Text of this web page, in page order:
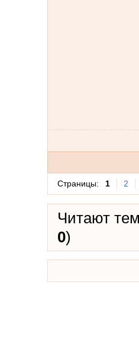
Страницы: 1 2
Читают
0)